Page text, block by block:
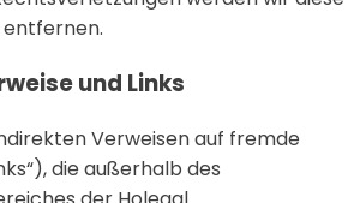
und Links
Verweisen auf fremde
die außerhalb des